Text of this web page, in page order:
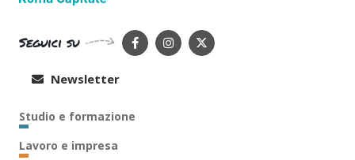
Seguici su
Newsletter
Studio e formazione
Lavoro e impresa